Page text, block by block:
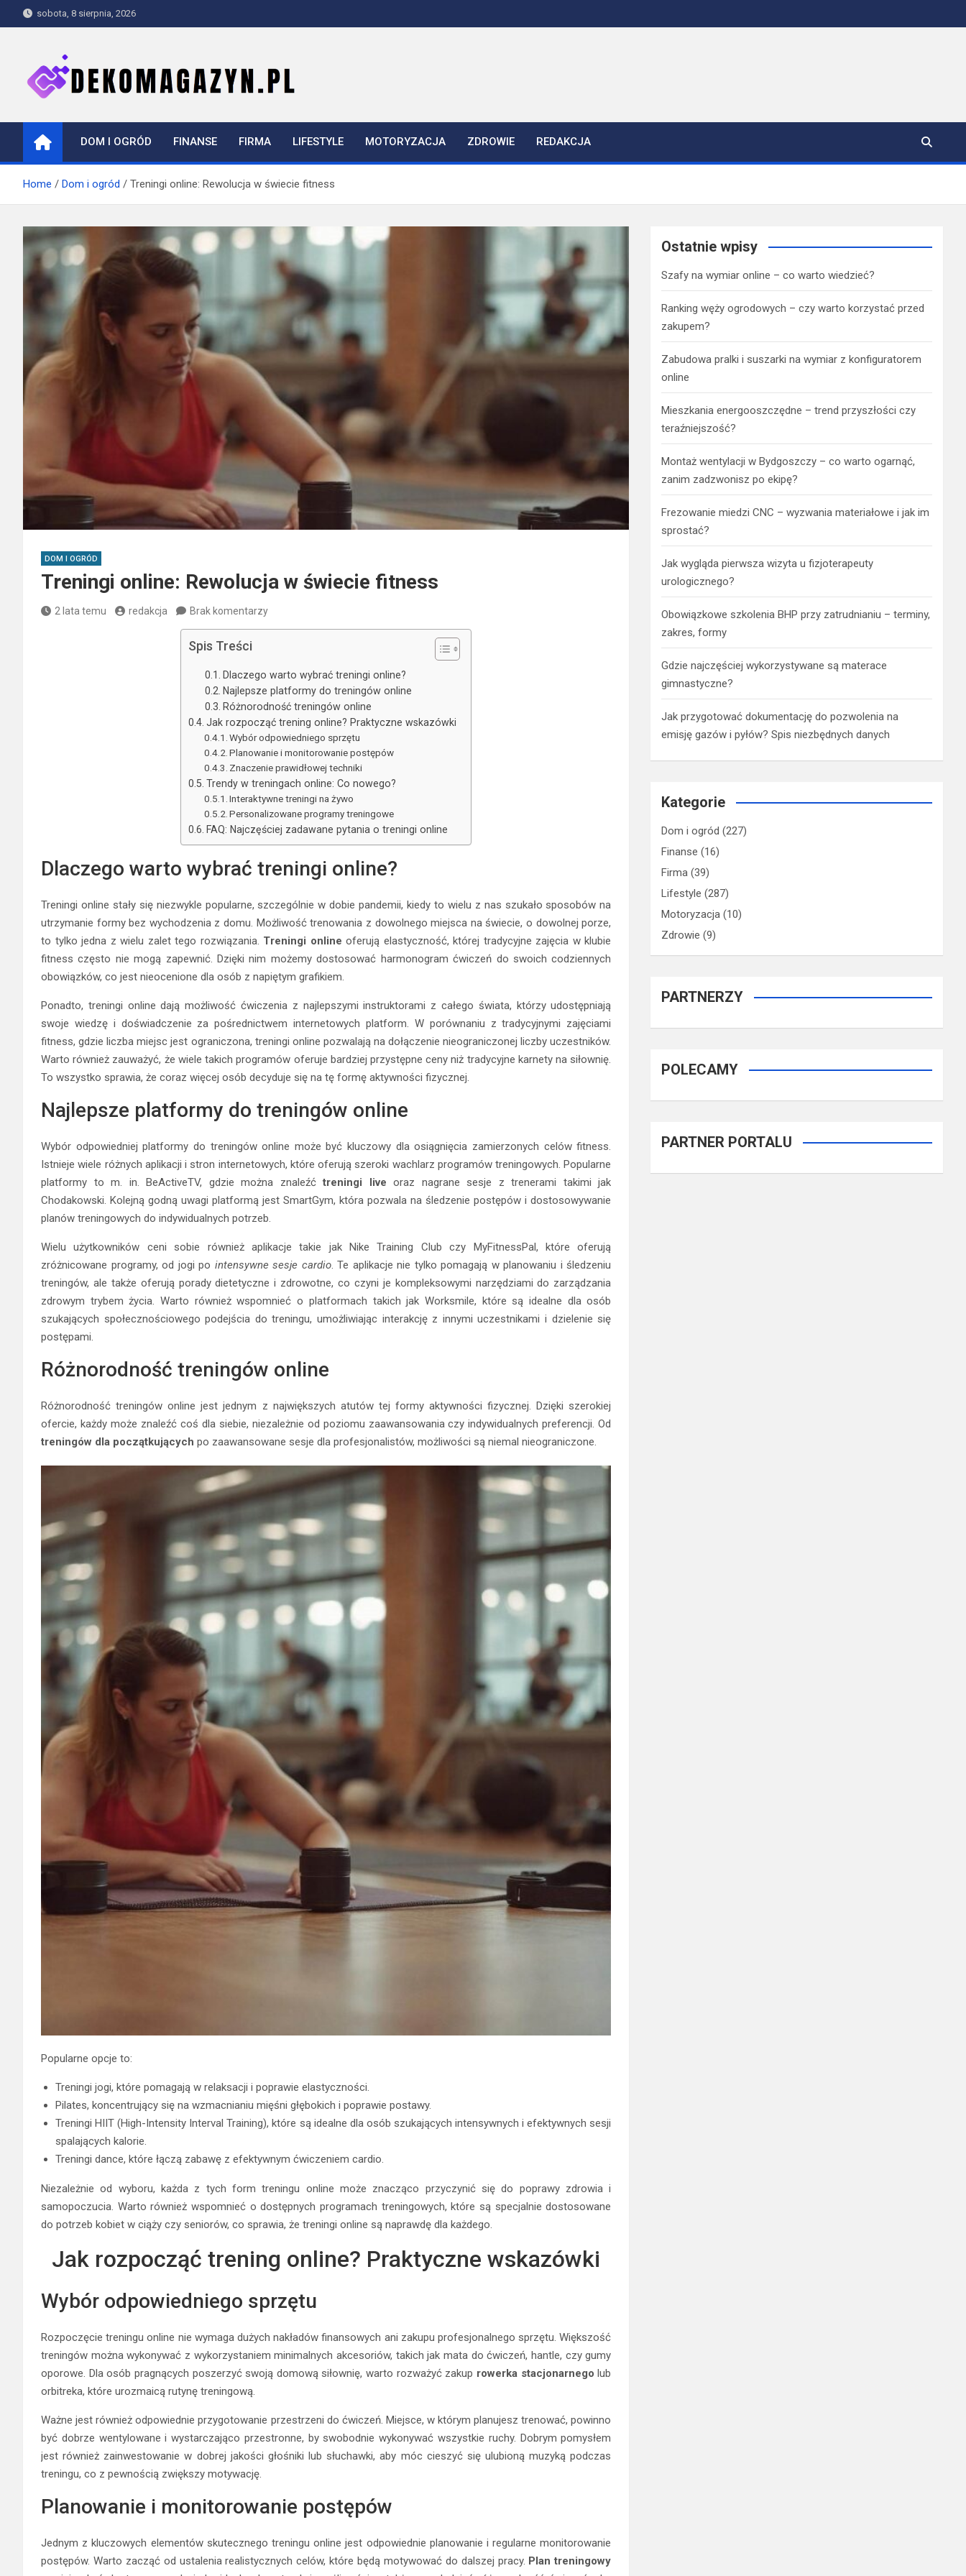
to
sobota, 8 sierpnia, 2026
dekomagazyn.pl
DOM I OGRÓD FINANSE FIRMA LIFESTYLE MOTORYZACJA ZDROWIE REDAKCJA
Home Dom i ogród Treningi online: Rewolucja w świecie fitness
DOM I OGRÓD
Treningi online: Rewolucja w świecie fitness
2 lata temu redakcja Brak komentarzy
Spis Treści
Dlaczego warto wybrać treningi online?
Najlepsze platformy do treningów online
Różnorodność treningów online
Jak rozpocząć trening online? Praktyczne wskazówki
Wybór odpowiedniego sprzętu
Planowanie i monitorowanie postępów
Znaczenie prawidłowej techniki
Trendy w treningach online: Co nowego?
Interaktywne treningi na żywo
Personalizowane programy treningowe
FAQ: Najczęściej zadawane pytania o treningi online
Dlaczego warto wybrać treningi online?
Treningi online stały się niezwykle popularne, szczególnie w dobie pandemii, kiedy to wielu z nas szukało sposobów na
utrzymanie formy bez wychodzenia z domu. Możliwość trenowania z dowolnego miejsca na świecie, o dowolnej porze,
to tylko jedna z wielu zalet tego rozwiązania. Treningi online oferują elastyczność, której tradycyjne zajęcia w klubie
fitness często nie mogą zapewnić. Dzięki nim możemy dostosować harmonogram ćwiczeń do swoich codziennych
obowiązków, co jest nieocenione dla osób z napiętym grafikiem.
Ponadto, treningi online dają możliwość ćwiczenia z najlepszymi instruktorami z całego świata, którzy udostępniają
swoje wiedzę i doświadczenie za pośrednictwem internetowych platform. W porównaniu z tradycyjnymi zajęciami
fitness, gdzie liczba miejsc jest ograniczona, treningi online pozwalają na dołączenie nieograniczonej liczby uczestników.
Warto również zauważyć, że wiele takich programów oferuje bardziej przystępne ceny niż tradycyjne karnety na siłownię.
To wszystko sprawia, że coraz więcej osób decyduje się na tę formę aktywności fizycznej.
Najlepsze platformy do treningów online
Wybór odpowiedniej platformy do treningów online może być kluczowy dla osiągnięcia zamierzonych celów fitness.
Istnieje wiele różnych aplikacji i stron internetowych, które oferują szeroki wachlarz programów treningowych. Popularne
platformy to m. in. BeActiveTV, gdzie można znaleźćtreningi live oraz nagrane sesje z trenerami takimi jak
Chodakowski. Kolejną godną uwagi platformą jest SmartGym, która pozwala na śledzenie postępów i dostosowywanie
planów treningowych do indywidualnych potrzeb.
Wielu użytkowników ceni sobie również aplikacje takie jak Nike Training Club czy MyFitnessPal, które oferują
zróżnicowane programy, od jogi po intensywne sesje cardio. Te aplikacje nie tylko pomagają w planowaniu i śledzeniu
treningów, ale także oferują porady dietetyczne i zdrowotne, co czyni je kompleksowymi narzędziami do zarządzania
zdrowym trybem życia. Warto również wspomnieć o platformach takich jak Worksmile, które są idealne dla osób
szukających społecznościowego podejścia do treningu, umożliwiając interakcję z innymi uczestnikami i dzielenie się
postępami.
Różnorodność treningów online
Różnorodność treningów online jest jednym z największych atutów tej formy aktywności fizycznej. Dzięki szerokiej
ofercie, każdy może znaleźć coś dla siebie, niezależnie od poziomu zaawansowania czy indywidualnych preferencji. Od
treningów dla początkujących po zaawansowane sesje dla profesjonalistów, możliwości są niemal nieograniczone.
Popularne opcje to:
Treningi jogi, które pomagają w relaksacji i poprawie elastyczności.
Pilates, koncentrujący się na wzmacnianiu mięśni głębokich i poprawie postawy.
Treningi HIIT (High-Intensity Interval Training), które są idealne dla osób szukających intensywnych i efektywnych sesji
spalających kalorie.
Treningi dance, które łączą zabawę z efektywnym ćwiczeniem cardio.
Niezależnie od wyboru, każda z tych form treningu online może znacząco przyczynić się do poprawy zdrowia i
samopoczucia. Warto również wspomnieć o dostępnych programach treningowych, które są specjalnie dostosowane
do potrzeb kobiet w ciąży czy seniorów, co sprawia, że treningi online są naprawdę dla każdego.
Jak rozpocząć trening online? Praktyczne wskazówki
Wybór odpowiedniego sprzętu
Rozpoczęcie treningu online nie wymaga dużych nakładów finansowych ani zakupu profesjonalnego sprzętu. Większość
treningów można wykonywać z wykorzystaniem minimalnych akcesoriów, takich jak mata do ćwiczeń, hantle, czy gumy
oporowe. Dla osób pragnących poszerzyć swoją domową siłownię, warto rozważyć zakup rowerka stacjonarnego lub
orbitreka, które urozmaicą rutynę treningową.
Ważne jest również odpowiednie przygotowanie przestrzeni do ćwiczeń. Miejsce, w którym planujesz trenować, powinno
być dobrze wentylowane i wystarczająco przestronne, by swobodnie wykonywać wszystkie ruchy. Dobrym pomysłem
jest również zainwestowanie w dobrej jakości głośniki lub słuchawki, aby móc cieszyć się ulubioną muzyką podczas
treningu, co z pewnością zwiększy motywację.
Planowanie i monitorowanie postępów
Jednym z kluczowych elementów skutecznego treningu online jest odpowiednie planowanie i regularne monitorowanie
postępów. Warto zacząć od ustalenia realistycznych celów, które będą motywować do dalszej pracy. Plan treningowy
Ostatnie wpisy
Szafy na wymiar online – co warto wiedzieć?
Ranking węży ogrodowych – czy warto korzystać przed
zakupem?
Zabudowa pralki i suszarki na wymiar z konfiguratorem
online
Mieszkania energooszczędne – trend przyszłości czy
teraźniejszość?
Montaż wentylacji w Bydgoszczy – co warto ogarnąć,
zanim zadzwonisz po ekipę?
Frezowanie miedzi CNC – wyzwania materiałowe i jak im
sprostać?
Jak wygląda pierwsza wizyta u fizjoterapeuty
urologicznego?
Obowiązkowe szkolenia BHP przy zatrudnianiu – terminy,
zakres, formy
Gdzie najczęściej wykorzystywane są materace
gimnastyczne?
Jak przygotować dokumentację do pozwolenia na
emisję gazów i pyłów? Spis niezbędnych danych
Kategorie
Dom i ogród (227)
Finanse (16)
Firma (39)
Lifestyle (287)
Motoryzacja (10)
Zdrowie (9)
PARTNERZY
POLECAMY
PARTNER PORTALU